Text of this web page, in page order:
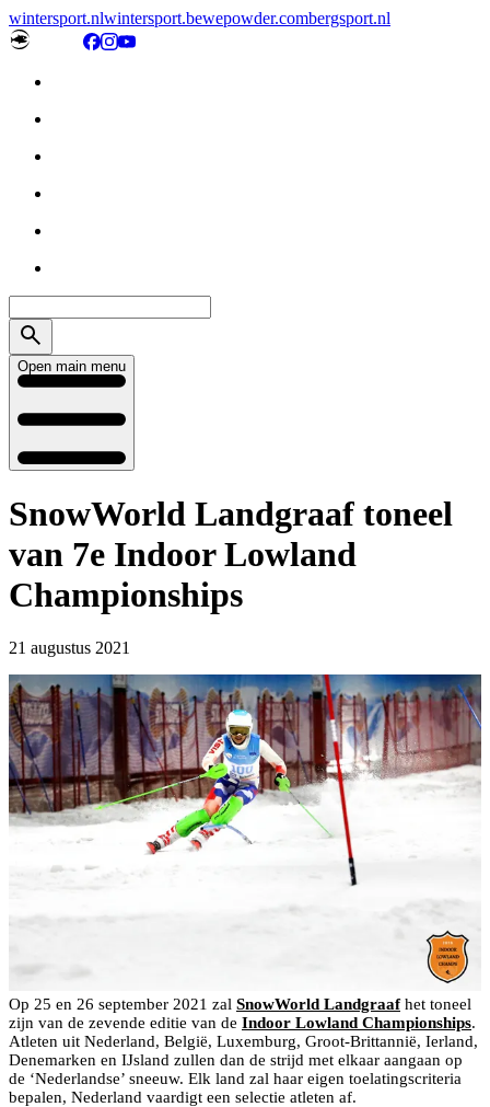
wintersport.nlwintersport.bewepowder.combergsport.nl
Open main menu
SnowWorld Landgraaf toneel
van 7e Indoor Lowland
Championships
21 augustus 2021
Op 25 en 26 september 2021 zal SnowWorld Landgraafhet toneel
zijn van de zevende editie van de Indoor Lowland Championships.
Atleten uit Nederland, België, Luxemburg, Groot-Brittannië, Ierland,
Denemarken en IJsland zullen dan de strijd met elkaar aangaan op
de ‘Nederlandse’ sneeuw. Elk land zal haar eigen toelatingscriteria
bepalen, Nederland vaardigt een selectie atleten af.